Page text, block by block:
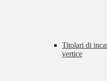
Titolari di
vertice